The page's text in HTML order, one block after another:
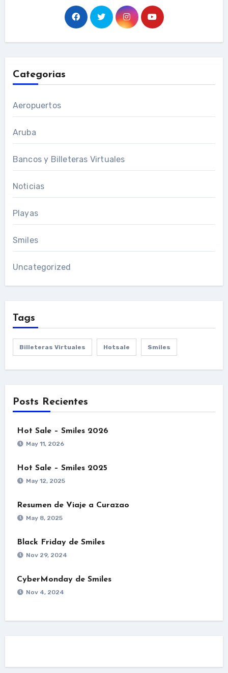
Categorias
Aeropuertos
Aruba
Bancos y Billeteras Virtuales
Noticias
Playas
Smiles
Uncategorized
Tags
Billeteras Virtuales Hotsale Smiles
Posts Recientes
Hot Sale – Smiles 2026
May 11, 2026
Hot Sale – Smiles 2025
May 12, 2025
Resumen de Viaje a Curazao
May 8, 2025
Black Friday de Smiles
Nov 29, 2024
CyberMonday de Smiles
Nov 4, 2024